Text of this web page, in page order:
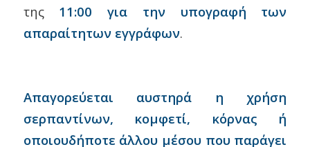
της 11:00 για την υπογραφή των
απαραίτητων εγγράφων.
Απαγορεύεται αυστηρά η χρήση
σερπαντίνων, κομφετί, κόρνας ή
οποιουδήποτε άλλου μέσου που παράγει